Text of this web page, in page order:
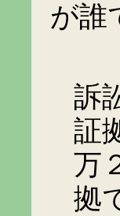
が誰
ま
訴
証
万
拠